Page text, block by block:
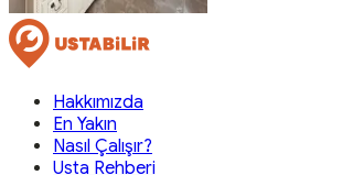
Hakkımızda
En Yakın
Nasıl Çalışır?
Usta Rehberi